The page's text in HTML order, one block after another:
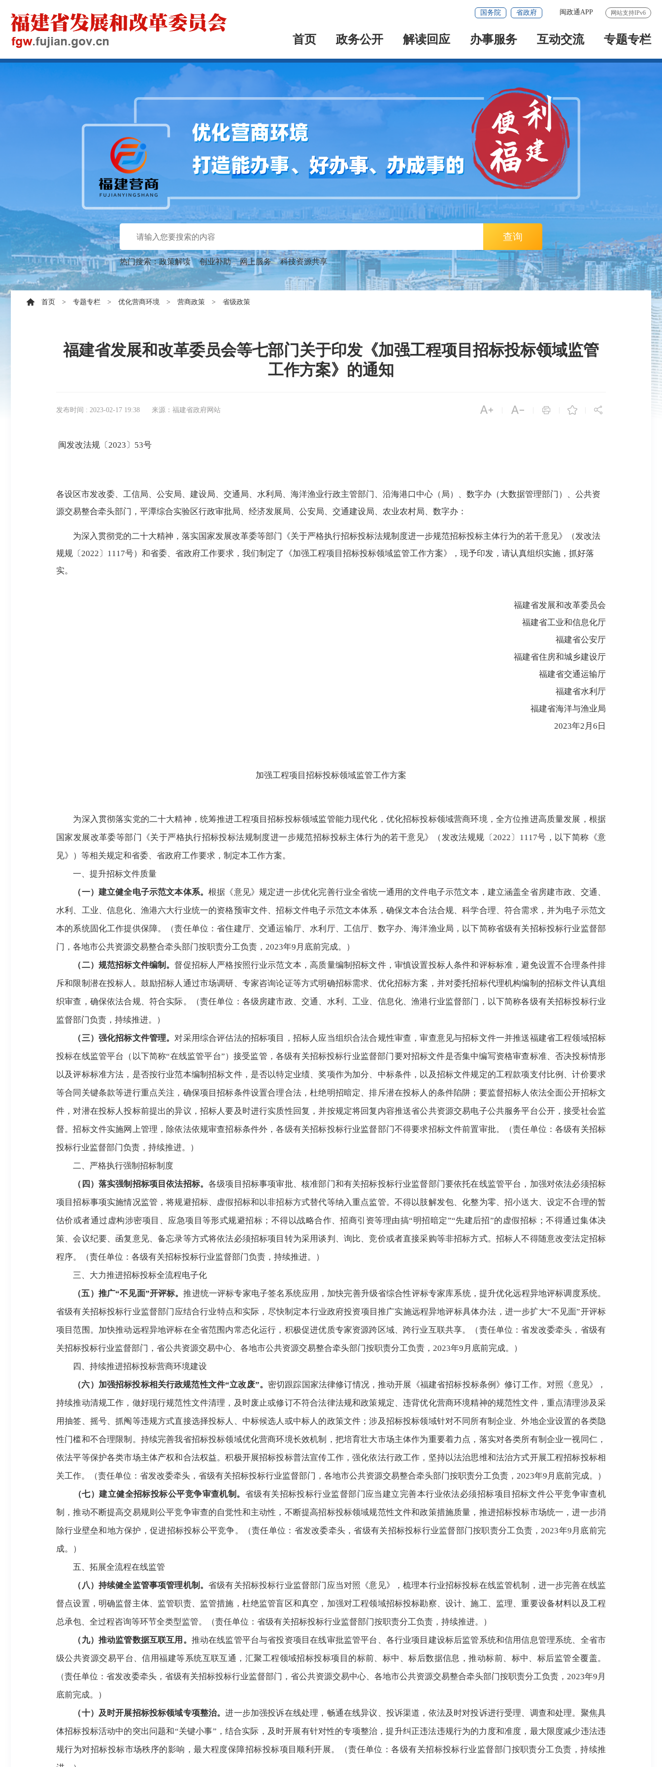
网站支持IPv6
闽政通APP
国务院 省政府
首页 政务公开 解读回应 办事服务 互动交流 专题专栏
查询
热门搜索：政策解读 创业补助 网上服务 科技资源共享
首页 > 专题专栏 > 优化营商环境 > 营商政策 > 省级政策
福建省发展和改革委员会等七部门关于印发《加强工程项目招标投标领域监管
工作方案》的通知
发布时间 : 2023-02-17 19:38 来源：福建省政府网站     
闽发改法规〔2023〕53号
各设区市发改委、工信局、公安局、建设局、交通局、水利局、海洋渔业行政主管部门、沿海港口中心（局）、数字办（大数据管理部门）、公共资
源交易整合牵头部门，平潭综合实验区行政审批局、经济发展局、公安局、交通建设局、农业农村局、数字办：
为深入贯彻党的二十大精神，落实国家发展改革委等部门《关于严格执行招标投标法规制度进一步规范招标投标主体行为的若干意见》（发改法
规规 〔2022〕1117号）和省委、省政府工作要求，我们制定了《加强工程项目招标投标领域监管工作方案》，现予印发，请认真组织实施，抓好落
实。
福建省发展和改革委员会
福建省工业和信息化厅
福建省公安厅
福建省住房和城乡建设厅
福建省交通运输厅
福建省水利厅
福建省海洋与渔业局
2023年2月6日
加强工程项目招标投标领域监管工作方案
为深入贯彻落实党的二十大精神，统筹推进工程项目招标投标领域监管能力现代化，优化招标投标领域营商环境，全方位推进高质量发展，根据
国家发展改革委等部门《关于严格执行招标投标法规制度进一步规范招标投标主体行为的若干意见》（发改法规规 〔2022〕1117号，以下简称《意
见》）等相关规定和省委、省政府工作要求，制定本工作方案。
一、提升招标文件质量
（一）建立健全电子示范文本体系。根据《意见》规定进一步优化完善行业全省统一通用的文件电子示范文本，建立涵盖全省房建市政、交通、
水利、工业、信息化、渔港六大行业统一的资格预审文件、招标文件电子示范文本体系，确保文本合法合规、科学合理、符合需求，并为电子示范文
本的系统固化工作提供保障。（责任单位：省住建厅、交通运输厅、水利厅、工信厅、数字办、海洋渔业局，以下简称省级有关招标投标行业监督部
门，各地市公共资源交易整合牵头部门按职责分工负责， 2023年9月底前完成。
）
（二）规范招标文件编制。督促招标人严格按照行业示范文本，高质量编制招标文件，审慎设置投标人条件和评标标准，避免设置不合理条件排
斥和限制潜在投标人。鼓励招标人通过市场调研、专家咨询论证等方式明确招标需求、优化招标方案，并对委托招标代理机构编制的招标文件认真组
织审查，确保依法合规、符合实际。（责任单位：各级房建市政、交通、水利、工业、信息化、渔港行业监督部门，以下简称各级有关招标投标行业
监督部门负责，持续推进。
）
（三）强化招标文件管理。对采用综合评估法的招标项目，招标人应当组织合法合规性审查，审查意见与招标文件一并推送福建省工程领域招标
投标在线监管平台（以下简称“在线监管平台”）接受监管，各级有关招标投标行业监督部门要对招标文件是否集中编写资格审查标准、否决投标情形
以及评标标准方法，是否按行业范本编制招标文件，是否以特定业绩、奖项作为加分、中标条件，以及招标文件规定的工程款项支付比例、计价要求
等合同关键条款等进行重点关注，确保项目招标条件设置合理合法，杜绝明招暗定、排斥潜在投标人的条件陷阱；要监督招标人依法全面公开招标文
件，对潜在投标人投标前提出的异议，招标人要及时进行实质性回复，并按规定将回复内容推送省公共资源交易电子公共服务平台公开，接受社会监
督。招标文件实施网上管理，除依法依规审查招标条件外，各级有关招标投标行业监督部门不得要求招标文件前置审批。（责任单位：各级有关招标
投标行业监督部门负责，持续推进。
）
二、严格执行强制招标制度
（四）落实强制招标项目依法招标。各级项目招标事项审批、核准部门和有关招标投标行业监督部门要依托在线监管平台，加强对依法必须招标
项目招标事项实施情况监管，将规避招标、虚假招标和以非招标方式替代等纳入重点监管。不得以肢解发包、化整为零、招小送大、设定不合理的暂
估价或者通过虚构涉密项目、应急项目等形式规避招标；不得以战略合作、招商引资等理由搞“明招暗定”“先建后招”的虚假招标；不得通过集体决
策、会议纪要、函复意见、备忘录等方式将依法必须招标项目转为采用谈判、询比、竞价或者直接采购等非招标方式。招标人不得随意改变法定招标
程序。（责任单位：各级有关招标投标行业监督部门负责，持续推进。
）
三、大力推进招标投标全流程电子化
（五）推广“不见面”开评标。推进统一评标专家电子签名系统应用，加快完善升级省综合性评标专家库系统，提升优化远程异地评标调度系统。
省级有关招标投标行业监督部门应结合行业特点和实际，尽快制定本行业政府投资项目推广实施远程异地评标具体办法，进一步扩大“不见面”开评标
项目范围。加快推动远程异地评标在全省范围内常态化运行，积极促进优质专家资源跨区域、跨行业互联共享。（责任单位：省发改委牵头，省级有
关招标投标行业监督部门，省公共资源交易中心、各地市公共资源交易整合牵头部门按职责分工负责，2023年9月底前完成。
）
四、持续推进招标投标营商环境建设
（六）加强招标投标相关行政规范性文件“立改废”。 密切跟踪国家法律修订情况，推动开展《福建省招标投标条例》修订工作。对照《意见》，
持续推动清规工作，做好现行规范性文件清理，及时废止或修订不符合法律法规和政策规定、违背优化营商环境精神的规范性文件，重点清理涉及采
用抽签、摇号、抓阄等违规方式直接选择投标人、中标候选人或中标人的政策文件；涉及招标投标领域针对不同所有制企业、外地企业设置的各类隐
性门槛和不合理限制。持续完善我省招标投标领域优化营商环境长效机制，把培育壮大市场主体作为重要着力点，落实对各类所有制企业一视同仁，
依法平等保护各类市场主体产权和合法权益。积极开展招标投标普法宣传工作，强化依法行政工作，坚持以法治思维和法治方式开展工程招标投标相
关工作。（责任单位：省发改委牵头，省级有关招标投标行业监督部门，各地市公共资源交易整合牵头部门按职责分工负责， 2023年9月底前完成。
）
（七）建立健全招标投标公平竞争审查机制。 省级有关招标投标行业监督部门应当建立完善本行业依法必须招标项目招标文件公平竞争审查机
制，推动不断提高交易规则公平竞争审查的自觉性和主动性，不断提高招标投标领域规范性文件和政策措施质量，推进招标投标市场统一，进一步消
除行业壁垒和地方保护，促进招标投标公平竞争。（责任单位：省发改委牵头，省级有关招标投标行业监督部门按职责分工负责，2023年9月底前完
成。
）
五、拓展全流程在线监管
（八）持续健全监管事项管理机制。省级有关招标投标行业监督部门应当对照《意见》，梳理本行业招标投标在线监管机制，进一步完善在线监
督点设置，明确监督主体、监管职责、监管措施，杜绝监管盲区和真空，加强对工程领域招标投标勘察、设计、施工、监理、重要设备材料以及工程
总承包、全过程咨询等环节全类型监管。（责任单位：省级有关招标投标行业监督部门按职责分工负责，持续推进。
）
（九）推动监管数据互联互用。 推动在线监管平台与省投资项目在线审批监管平台、各行业项目建设标后监管系统和信用信息管理系统、全省市
级公共资源交易平台、信用福建等系统互联互通，汇聚工程领域招标投标项目的标前、标中、标后数据信息，推动标前、标中、标后监管全覆盖。
（责任单位：省发改委牵头，省级有关招标投标行业监督部门，省公共资源交易中心、各地市公共资源交易整合牵头部门按职责分工负责， 2023年9月
底前完成。
）
（十）及时开展招标投标领域专项整治。进一步加强投诉在线处理，畅通在线异议、投诉渠道，依法及时对投诉进行受理、调查和处理。聚焦具
体招标投标活动中的突出问题和“关键小事”，结合实际，及时开展有针对性的专项整治，提升纠正违法违规行为的力度和准度，最大限度减少违法违
规行为对招标投标市场秩序的影响，最大程度保障招标投标项目顺利开展。（责任单位：各级有关招标投标行业监督部门按职责分工负责，持续推